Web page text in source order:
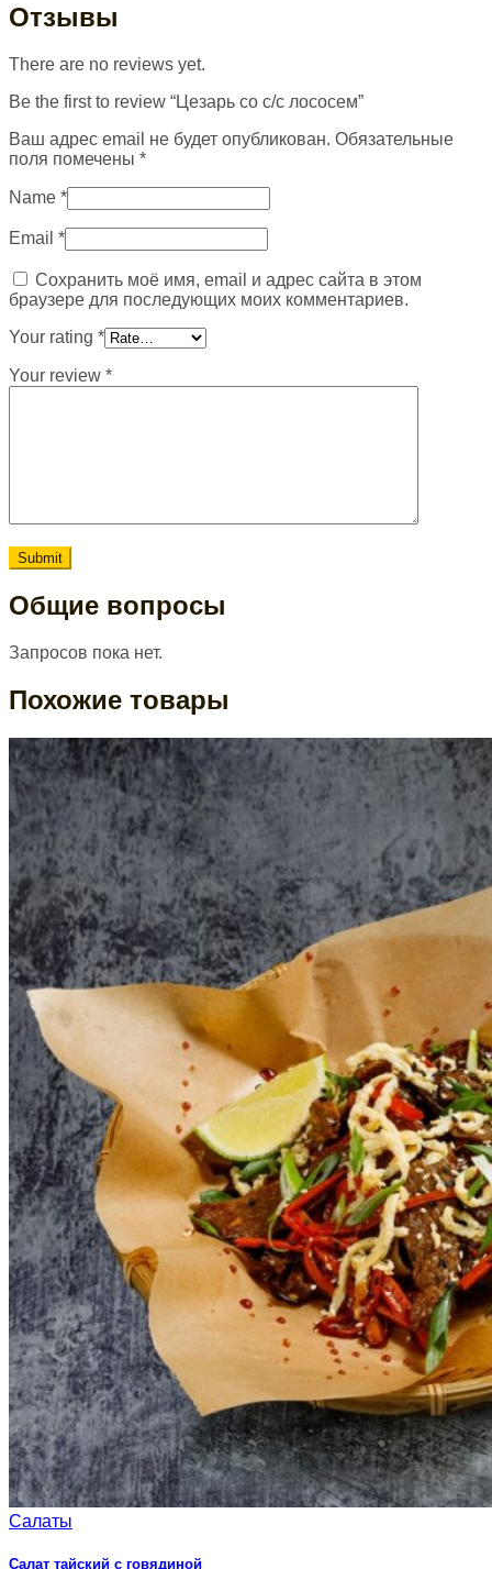
Отзывы
There are no reviews yet.
Be the first to review “Цезарь со с/с лососем”
Ваш адрес email не будет опубликован. Обязательные
поля помечены *
Name *
Email *
Сохранить моё имя, email и адрес сайта в этом
браузере для последующих моих комментариев.
Your rating *
Your review *
Общие вопросы
Запросов пока нет.
Похожие товары
Салаты
Салат тайский с говядиной